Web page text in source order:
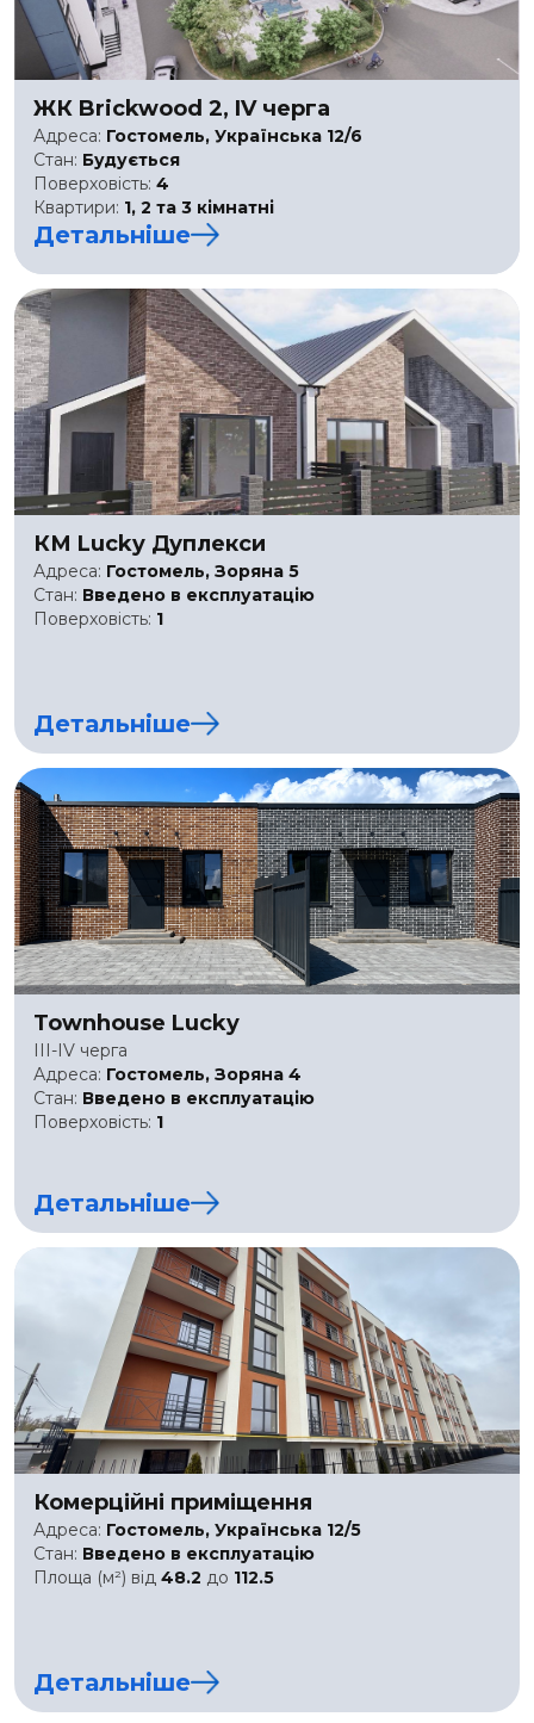
ЖК Brickwood 2, IV черга
Адреса: Гостомель, Українська 12/6
Стан: Будується
Поверховість: 4
Квартири: 1, 2 та 3 кімнатні
Детальніше
КМ Lucky Дуплекси
Адреса: Гостомель, Зоряна 5
Стан: Введено в експлуатацію
Поверховість: 1
Детальніше
Townhouse Lucky
III-IV черга
Адреса: Гостомель, Зоряна 4
Стан: Введено в експлуатацію
Поверховість: 1
Детальніше
Комерційні приміщення
Адреса: Гостомель, Українська 12/5
Стан: Введено в експлуатацію
Площа (м²) від 48.2 до 112.5
Детальніше